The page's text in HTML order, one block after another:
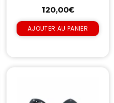
120,00€
AJOUTER AU PANIER